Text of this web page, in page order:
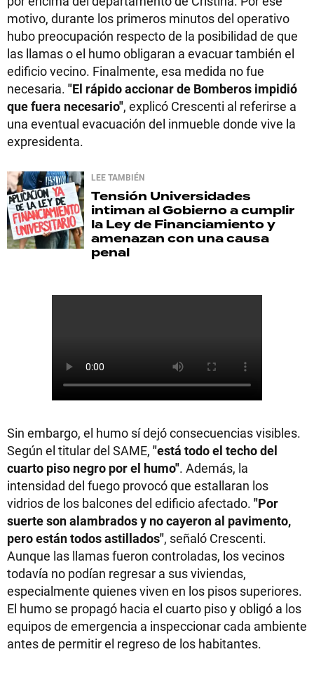
motivo, durante los primeros minutos del operativo
hubo preocupación respecto de la posibilidad de que
las llamas o el humo obligaran a evacuar también el
edificio vecino. Finalmente, esa medida no fue
necesaria. "El rápido accionar de Bomberos impidió
que fuera necesario", explicó Crescenti al referirse a
una eventual evacuación del inmueble donde vive la
expresidenta.
LEE TAMBIÉN
Tensión Universidades
intiman al Gobierno a cumplir
la Ley de Financiamiento y
amenazan con una causa
penal
Sin embargo, el humo sí dejó consecuencias visibles.
Según el titular del SAME, "está todo el techo del
cuarto piso negro por el humo". Además, la
intensidad del fuego provocó que estallaran los
vidrios de los balcones del edificio afectado. "Por
suerte son alambrados y no cayeron al pavimento,
pero están todos astillados", señaló Crescenti.
Aunque las llamas fueron controladas, los vecinos
todavía no podían regresar a sus viviendas,
especialmente quienes viven en los pisos superiores.
El humo se propagó hacia el cuarto piso y obligó a los
equipos de emergencia a inspeccionar cada ambiente
antes de permitir el regreso de los habitantes.